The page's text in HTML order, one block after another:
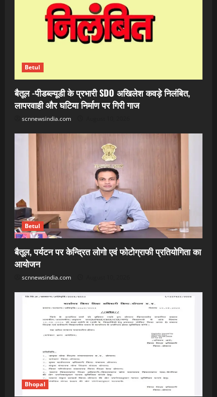
Betul
बैतूल -पीडब्ल्यूडी के प्रभारी SDO अखिलेश कवड़े निलंबित,
लापरवाही और घटिया निर्माण पर गिरी गाज
scnnewsindia.com
Betul
बैतूल, पर्यटन पर केन्द्रित लोगो एवं फोटोग्राफी प्रतियोगिता का
आयोजन
scnnewsindia.com
Bhopal